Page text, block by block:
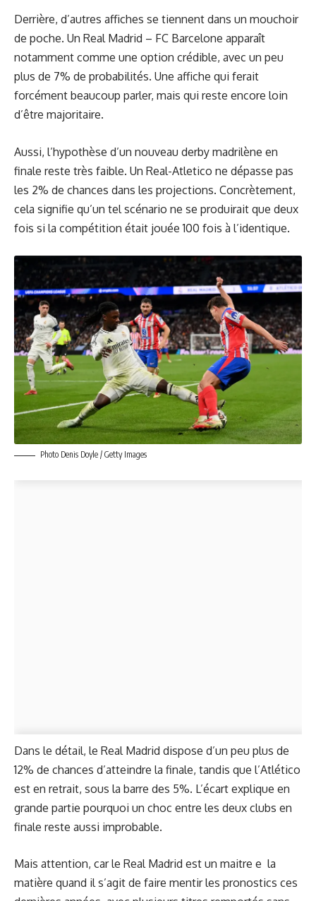
Derrière, d’autres affiches se tiennent dans un mouchoir
de poche. Un Real Madrid – FC Barcelone apparaît
notamment comme une option crédible, avec un peu
plus de 7% de probabilités. Une affiche qui ferait
forcément beaucoup parler, mais qui reste encore loin
d’être majoritaire.
Aussi, l’hypothèse d’un nouveau derby madrilène en
finale reste très faible. Un Real-Atletico ne dépasse pas
les 2% de chances dans les projections. Concrètement,
cela signifie qu’un tel scénario ne se produirait que deux
fois si la compétition était jouée 100 fois à l’identique.
Photo Denis Doyle / Getty Images
Dans le détail, le Real Madrid dispose d’un peu plus de
12% de chances d’atteindre la finale, tandis que l’Atlético
est en retrait, sous la barre des 5%. L’écart explique en
grande partie pourquoi un choc entre les deux clubs en
finale reste aussi improbable.
Mais attention, car le Real Madrid est un maitre e la
matière quand il s’agit de faire mentir les pronostics ces